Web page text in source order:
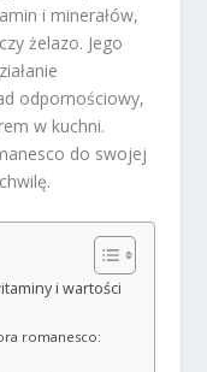
i minerałów,
żelazo. Jego
odpornościowy,
w kuchni.
do swojej
i wartości
romanesco: